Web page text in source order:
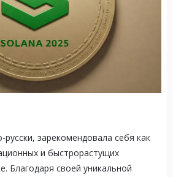
зарекомендовала себя как
и быстрорастущих
Благодаря своей уникальной